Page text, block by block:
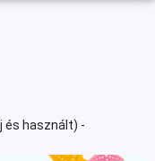
és használt) -